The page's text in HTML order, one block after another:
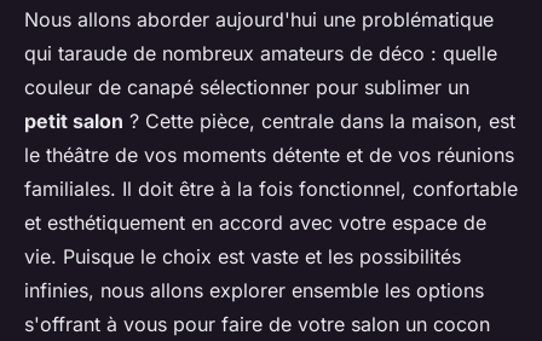
Nous allons aborder aujourd'hui une problématique
qui taraude de nombreux amateurs de déco : quelle
couleur de canapé sélectionner pour sublimer un
petit salon ? Cette pièce, centrale dans la maison, est
le théâtre de vos moments détente et de vos réunions
familiales. Il doit être à la fois fonctionnel, confortable
et esthétiquement en accord avec votre espace de
vie. Puisque le choix est vaste et les possibilités
infinies, nous allons explorer ensemble les options
s'offrant à vous pour faire de votre salon un cocon